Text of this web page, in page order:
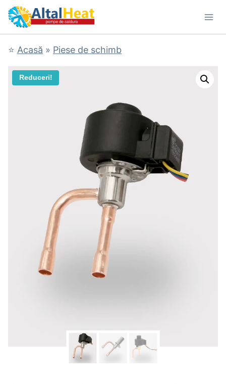
Skip
⭐ Acasă » Piese de schimb
Reduceri!